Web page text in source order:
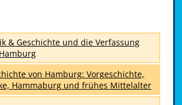
& Geschichte und die Verfassung
von Hamburg: Vorgeschichte,
Hammaburg und frühes Mittelalter